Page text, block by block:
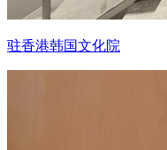
驻香港韩国文化院